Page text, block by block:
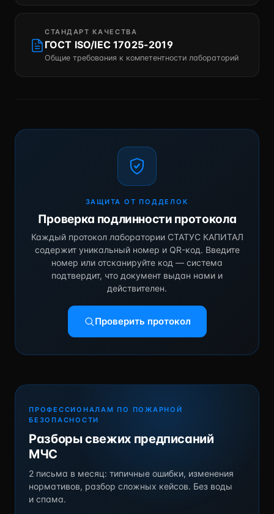
СТАНДАРТ КАЧЕСТВА
ГОСТ ISO/IEC 17025-2019
Общие требования к компетентности лабораторий
ЗАЩИТА ОТ ПОДДЕЛОК
Проверка подлинности протокола
Каждый протокол лаборатории СТАТУС КАПИТАЛ
содержит уникальный номер и QR-код. Введите
номер или отсканируйте код — система
подтвердит, что документ выдан нами и
действителен.
Проверить протокол
ПРОФЕССИОНАЛАМ ПО ПОЖАРНОЙ
БЕЗОПАСНОСТИ
Разборы свежих предписаний
МЧС
2 письма в месяц: типичные ошибки, изменения
нормативов, разбор сложных кейсов. Без воды
и спама.